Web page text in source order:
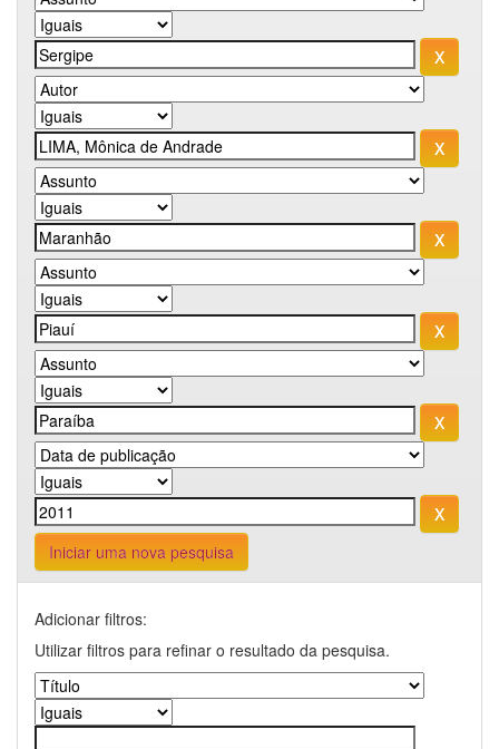
Iniciar uma nova pesquisa
Adicionar filtros:
Utilizar filtros para refinar o resultado da pesquisa.